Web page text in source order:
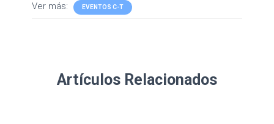
Ver más: EVENTOS C-T
Artículos Relacionados